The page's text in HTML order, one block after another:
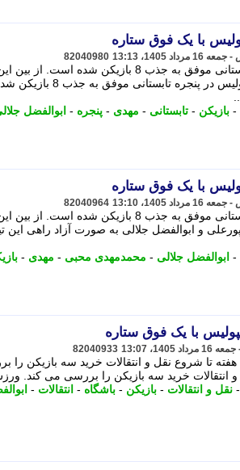
با یک فوق ستاره
82040980
باشگاه پرسپولیس در پنجره تابستانی موفق به جذب 8 بازیکن شده
مهدی ورزش سه: باشگاه پرسپولیس در پنجره
- بازیکن - تابستانی - مهدی - پنجره - ابوالفضل
با یک فوق ستاره
82040964
باشگاه پرسپولیس در پنجره تابستانی موفق به جذب 8 بازیکن شده
و ابوالفضل جلالی به صورت آزاد راهی این
- ابوالفضل جلالی - محمدمهدی محبی - مهدی -
با یک فوق ستاره
82040933
تا شروع نقل و انتقالات خرید سه بازیکن
انتقالات خرید سه بازیکن را بررسی می کند.
- نقل و انتقالات - بازیکن - باشگاه - انتقالات -